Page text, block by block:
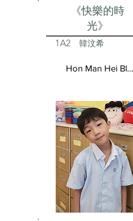
《快樂的時
光》
1A2 韓汶希
Hon Man Hei Blair